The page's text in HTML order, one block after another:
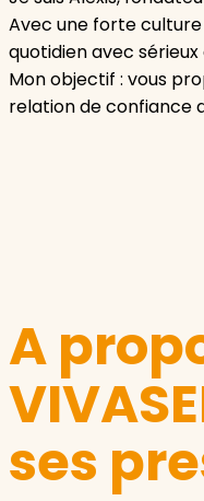
Avec une forte
quotidien avec
Mon objectif : vous
relation de confiance
A
ses